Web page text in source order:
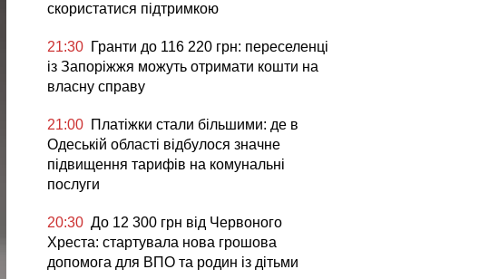
скористатися підтримкою
21:30 Гранти до 116 220 грн: переселенці
із Запоріжжя можуть отримати кошти на
власну справу
21:00 Платіжки стали більшими: де в
Одеській області відбулося значне
підвищення тарифів на комунальні
послуги
20:30 До 12 300 грн від Червоного
Хреста: стартувала нова грошова
допомога для ВПО та родин із дітьми